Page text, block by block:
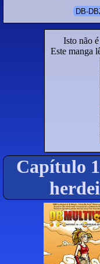
DB-
Isto não
Este manga
Capítulo